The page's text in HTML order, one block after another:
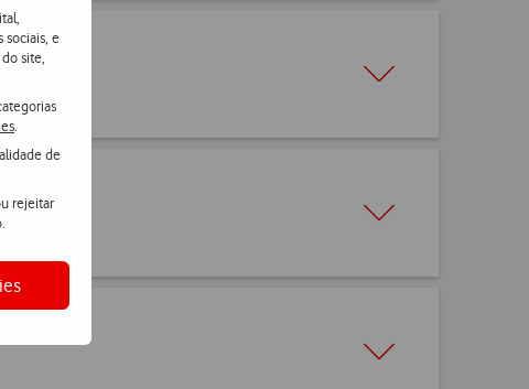
sociais, e
site,
de
rejeitar